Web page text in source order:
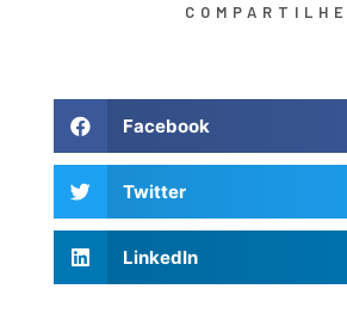
COMPARTILHE
Facebook
Twitter
LinkedIn